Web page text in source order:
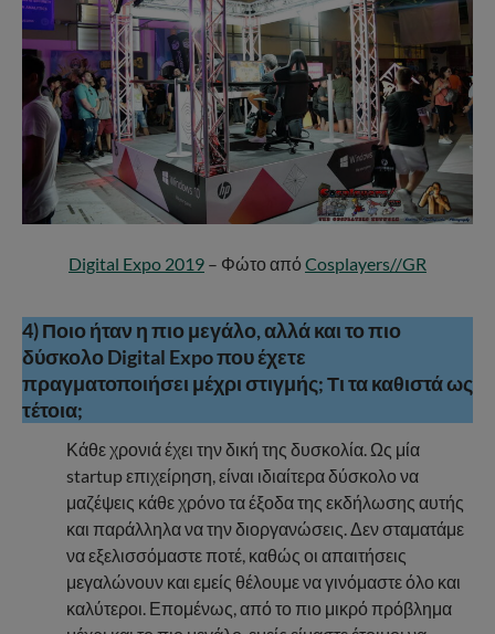
Digital Expo 2019 – Φώτο από Cosplayers//GR
4) Ποιο ήταν η πιο μεγάλο, αλλά και το πιο
δύσκολο Digital Expo που έχετε
πραγματοποιήσει μέχρι στιγμής; Τι τα καθιστά ως
τέτοια;
Κάθε χρονιά έχει την δική της δυσκολία. Ως μία
startup επιχείρηση, είναι ιδιαίτερα δύσκολο να
μαζέψεις κάθε χρόνο τα έξοδα της εκδήλωσης αυτής
και παράλληλα να την διοργανώσεις. Δεν σταματάμε
να εξελισσόμαστε ποτέ, καθώς οι απαιτήσεις
μεγαλώνουν και εμείς θέλουμε να γινόμαστε όλο και
καλύτεροι. Επομένως, από το πιο μικρό πρόβλημα